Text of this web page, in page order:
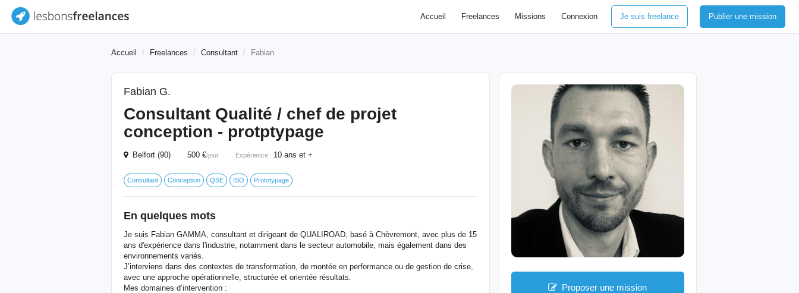
Accueil Freelances Missions Connexion Je suis freelance Publier une mission
Accueil Freelances Consultant Fabian
Fabian G.
Consultant Qualité / chef de projet
conception - protptypage
Belfort (90) 500 €/jour Expérience : 10 ans et +
Consultant Conception QSE ISO Prototypage
En quelques mots
Je suis Fabian GAMMA, consultant et dirigeant de QUALIROAD, basé à Chèvremont, avec plus de 15
ans d'expérience dans l'industrie, notamment dans le secteur automobile, mais également dans des
environnements variés.
J’interviens dans des contextes de transformation, de montée en performance ou de gestion de crise,
avec une approche opérationnelle, structurée et orientée résultats.
Mes domaines d’intervention :
Proposer une mission